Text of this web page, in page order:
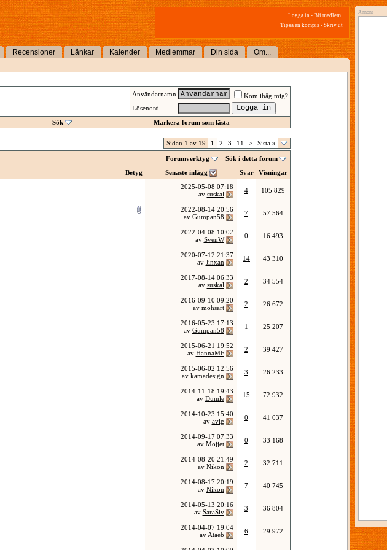
Logga in - Bli medlem!
Tipsa en kompis - Skriv ut
Recensioner Länkar Kalender Medlemmar Din sida Om...
Användarnamn
Kom ihåg mig?
Lösenord
Sök Markera forum som lästa
Sidan 1 av 19 1 2 3 11 > Sista »
Forumverktyg
Sök i detta forum
Betyg
Senaste inlägg Svar
Visningar
2025-05-08 07:18
av suskal 4 105 829
2022-08-14 20:56
av Gumpan58 7 57 564
2022-04-08 10:02
av SvenW 0 16 493
2020-07-12 21:37
av Jinxan 14 43 310
2017-08-14 06:33
av suskal 2 34 554
2016-09-10 09:20
av mohsart 2 26 672
2016-05-23 17:13
av Gumpan58 1 25 207
2015-06-21 19:52
av HannaMF 2 39 427
2015-06-02 12:56
av kamadesign 3 26 233
2014-11-18 19:43
av Dumle 15 72 932
2014-10-23 15:40
av avig 0 41 037
2014-09-17 07:33
av Mojjet 0 33 168
2014-08-20 21:49
av Nikon 2 32 711
2014-08-17 20:19
av Nikon 7 40 745
2014-05-13 20:16
av SaraSiv 3 36 804
2014-04-07 19:04
av Ataeb 6 29 972
Annons